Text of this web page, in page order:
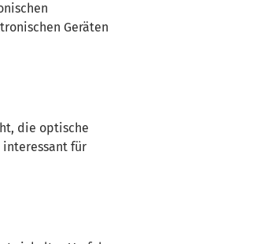
Geräten
die optische
interessant für